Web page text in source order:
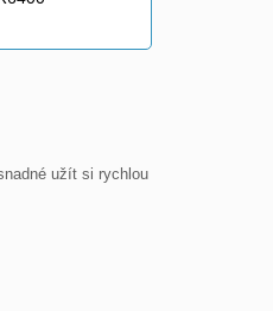
užít si rychlou